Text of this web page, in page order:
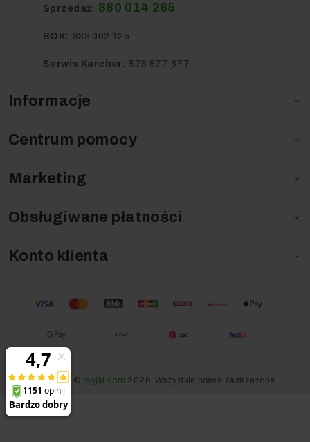
Informacje 
Centrum pomocy 
Marketing 
Obsługiwane płatności 
Konto klienta 
Sprzedaż: 880 014 265
BOK: 883 002 125
Serwis Karcher: 575 877 677
Copyright © myjki.com 2026. Wszystkie prawa zastrzeżone.